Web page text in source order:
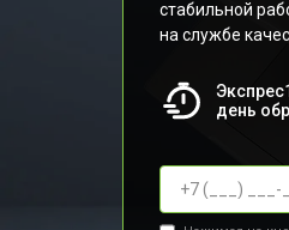
стабильной
на службе
день